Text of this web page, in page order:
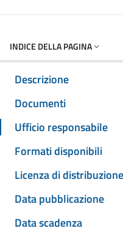
INDICE DELLA PAGINA
Descrizione
Documenti
Ufficio responsabile
Formati disponibili
Licenza di distribuzione
Data pubblicazione
Data scadenza